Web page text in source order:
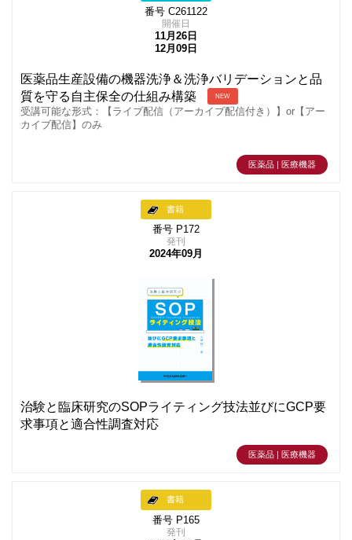
番号 C261122
開催日
11月26日
12月09日
医薬品生産設備の機器洗浄＆洗浄バリデーションと品
質を守る自主保全の仕組み構築
NEW
受講可能な形式：【ライブ配信（アーカイブ配信付き）】or【アー
カイブ配信】のみ
医薬品 | 医療機器
書籍
番号 P172
発刊
2024年09月
治験と臨床研究のSOPライティング技法並びにGCP要
求事項と適合性調査対応
医薬品 | 医療機器
書籍
番号 P165
発刊